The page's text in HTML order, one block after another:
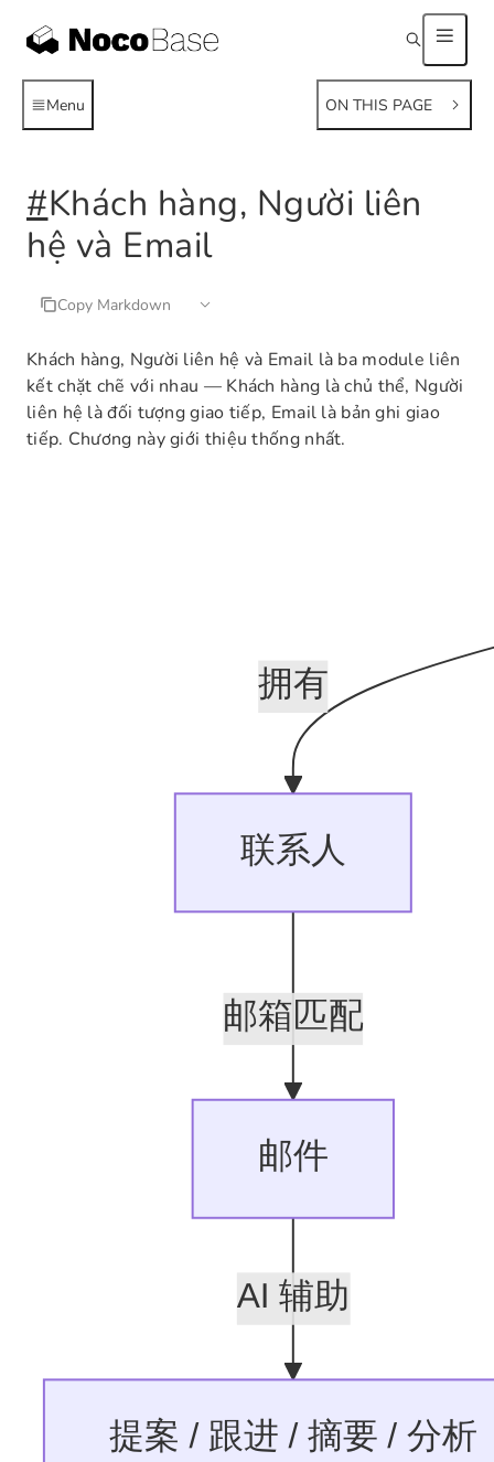
Menu ON THIS PAGE
#Khách hàng, Người liên
hệ và Email
Copy Markdown
Khách hàng, Người liên hệ và Email là ba module liên
kết chặt chẽ với nhau — Khách hàng là chủ thể, Người
liên hệ là đối tượng giao tiếp, Email là bản ghi giao
tiếp. Chương này giới thiệu thống nhất.